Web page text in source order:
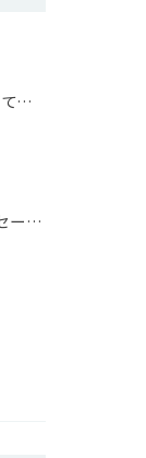
予定日を大幅に過ぎても生まれてくる気配がなかったトウブハコガ...
🎉年に1度の大決算セール開催🎉